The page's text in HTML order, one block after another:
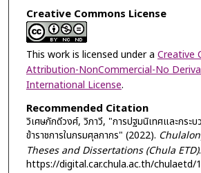
Creative Commons License
This work is licensed under a Creative
Attribution-NonCommercial-No
International License.
Recommended Citation
วิเศษภักดีวงศ์, วิภาวี, "การปฐมนิเทศและกระ
ข้าราชการในกรมศุลกากร" (2022).
Theses and Dissertations (Chula ETD)
https://digital.car.chula.ac.th/chulaetd/